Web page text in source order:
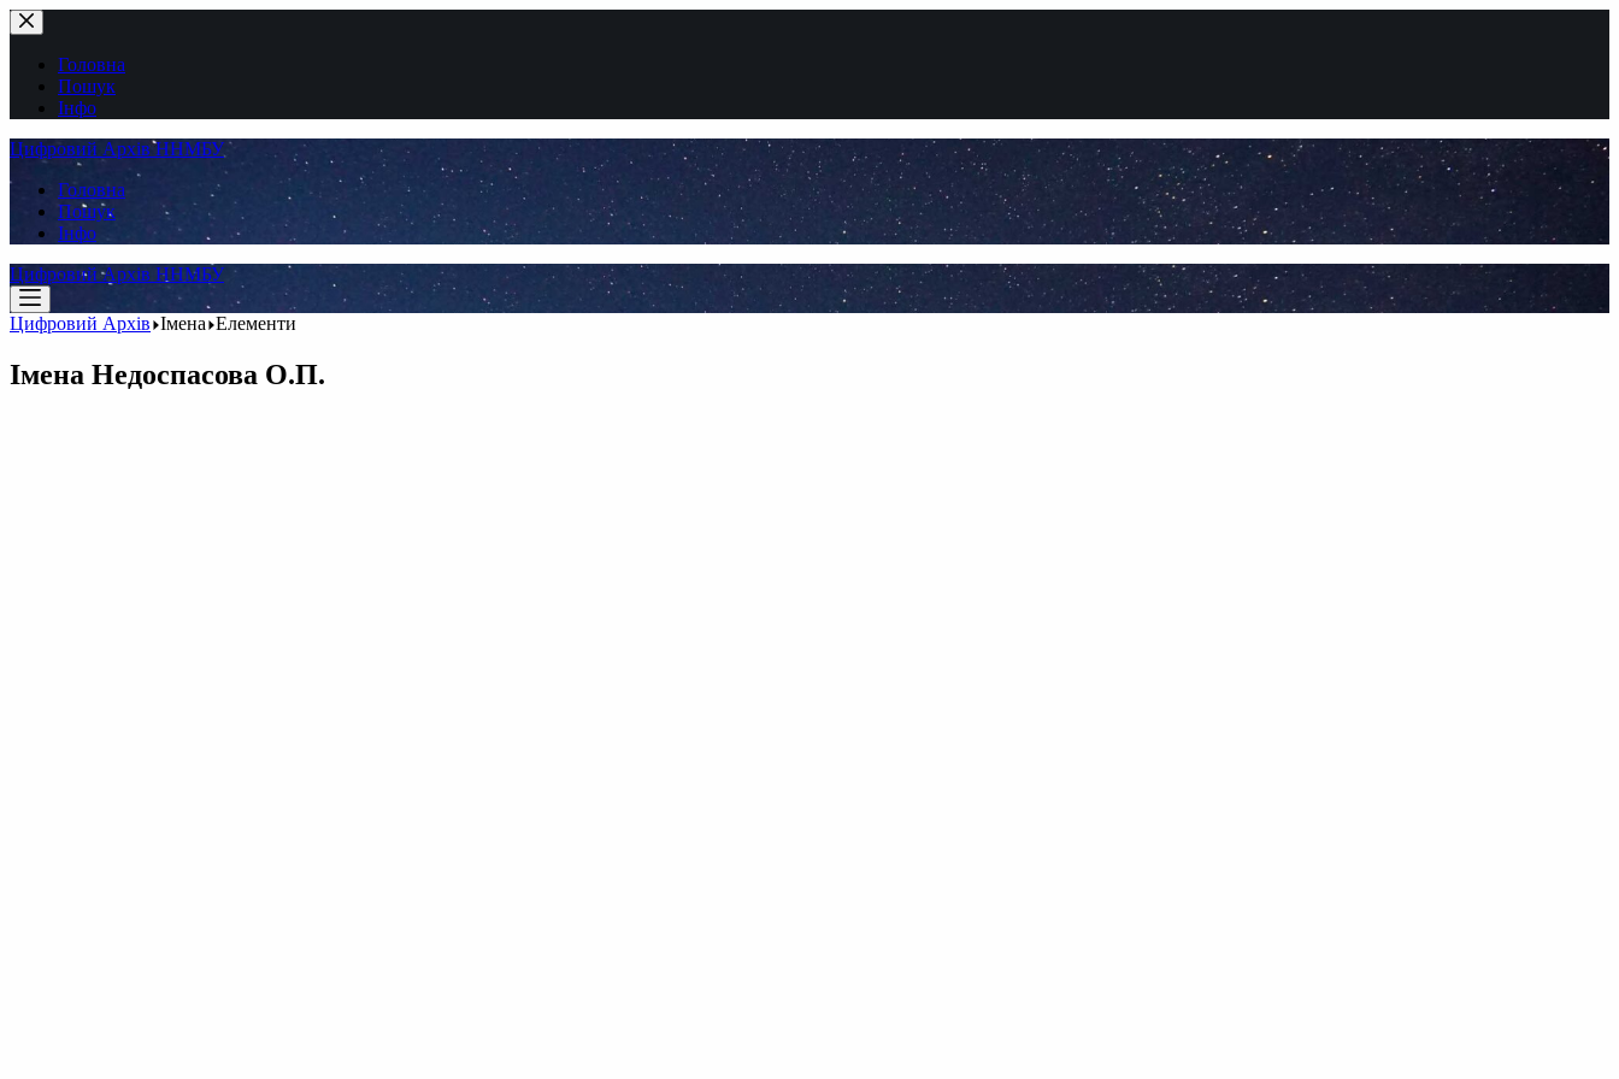
Перейти
до
вмістуГоловна
Пошук
Інфо
Цифровий Архів ННМБУ
Головна
Пошук
Інфо
Цифровий Архів ННМБУ
Цифровий Архів Імена Елементи
Імена Недоспасова О.П.